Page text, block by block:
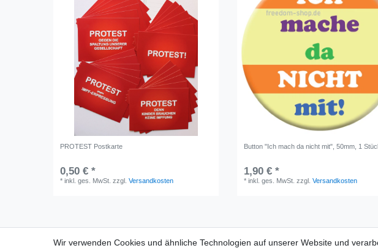
PROTEST Postkarte
0,50 € *
*inkl. ges. MwSt. zzgl.Versandkosten
Button "Ich mach da nicht mit", 50mm, 1
1,90 € *
*inkl. ges. MwSt. zzgl.Versandkosten
Wir verwenden Cookies und ähnliche Technologien auf unserer Website und